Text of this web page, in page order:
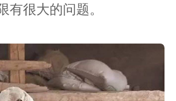
有很大的问题。